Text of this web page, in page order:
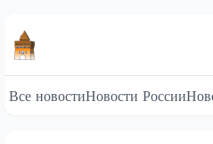
Все новостиНовости России